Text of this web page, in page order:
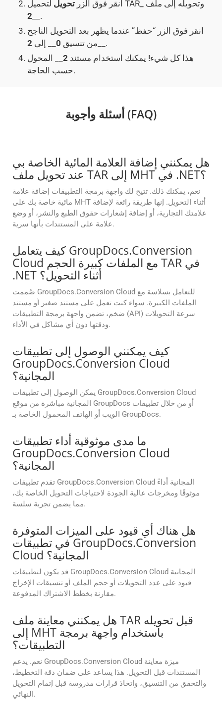
انقر فوق الزر تحويل
لتحميل TAR_ وتحويله إلى ملف
2 __.
انقر فوق الزر “حفظ” عندما يظهر بعد التحويل الناجح
من تنسيق 0 __ إلى 2
__.
هذا كل شيء! يمكنك استخدام مستند 2 __ المحول
حسب الحاجة.
أسئلة وأجوبة (FAQ)
هل يمكنني إضافة العلامة المائية الخاصة بي
عند تحويل ملف TAR إلى MHT في .NET؟
نعم، يمكنك ذلك. تتيح لك واجهة برمجة التطبيقات إضافة علامة
مائية خاصة بك على MHT أثناء التحويل. إنها طريقة رائعة لإضافة
علامتك التجارية، أو إضافة إشعارات حقوق الطبع والنشر، أو وضع
علامة على المستندات بأنها سرية.
كيف يتعامل GroupDocs.Conversion
Cloud مع الملفات كبيرة الحجم TAR في
.NET أثناء التحويل؟
صُممت GroupDocs.Conversion Cloud للتعامل بسلاسة مع
الملفات الكبيرة. سواء كنت تعمل على مستند صغير أو مستند
ضخم، تضمن واجهة برمجة التطبيقات (API) سرعة التحويلات
ودقتها دون أي مشاكل في الأداء.
كيف يمكنني الوصول إلى تطبيقات
GroupDocs.Conversion Cloud
المجانية؟
يمكن الوصول إلى تطبيقات GroupDocs.Conversion Cloud
المجانية مباشرة من موقع GroupDocs أو من خلال تطبيقات
الويب أو الهاتف المحمول الخاصة بـ GroupDocs.
ما مدى موثوقية أداء تطبيقات
GroupDocs.Conversion Cloud
المجانية؟
تقدم تطبيقات GroupDocs.Conversion Cloud المجانية أداءً
موثوقًا ومخرجات عالية الجودة لاحتياجات التحويل الخاصة بك،
مما يضمن تجربة سلسة.
هل هناك أي قيود على الميزات المتوفرة
في تطبيقات GroupDocs.Conversion
Cloud المجانية؟
قد يكون لتطبيقات GroupDocs.Conversion Cloud المجانية
قيود على عدد التحويلات أو حجم الملف أو تنسيقات الإخراج
مقارنة بخطط الاشتراك المدفوعة.
هل يمكنني معاينة ملف TAR قبل تحويله
إلى MHT باستخدام واجهة برمجة
التطبيقات؟
نعم. يدعم GroupDocs.Conversion Cloud ميزة معاينة
المستندات قبل التحويل. هذا يساعد على ضمان دقة التخطيط،
والتحقق من التنسيق، واتخاذ قرارات مدروسة قبل إتمام التحويل
النهائي.